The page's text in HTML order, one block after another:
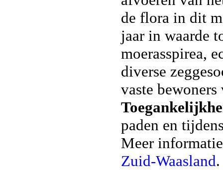
de flora in dit
jaar in waarde
moerasspirea,
diverse
vaste
paden en
Meer
Zuid-Waasland.